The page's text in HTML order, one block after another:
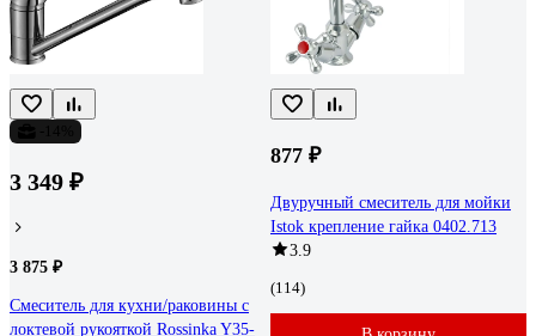
3 349 ₽
3 875 ₽
Смеситель для кухни/раковины с
локтевой рукояткой Rossinka Y35-
877 ₽
Двуручный смеситель для мойки
Istok крепление гайка 0402.713
3.9
(114)